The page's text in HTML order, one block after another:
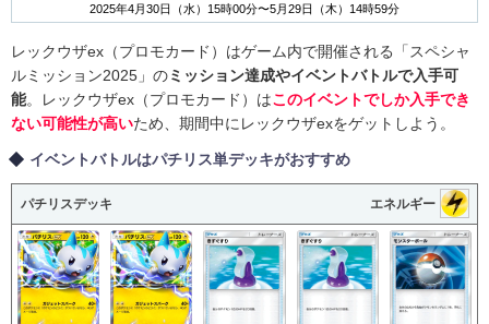
2025年4月30日（水）15時00分〜5月29日（木）14時59分
レックウザex（プロモカード）はゲーム内で開催される「スペシャ
ルミッション2025」のミッション達成やイベントバトルで入手可
能。レックウザex（プロモカード）はこのイベントでしか入手でき
ない可能性が高いため、期間中にレックウザexをゲットしよう。
イベントバトルはパチリス単デッキがおすすめ
パチリスデッキ エネルギー